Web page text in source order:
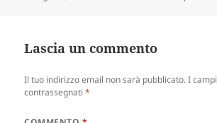
Lascia un commento
Il tuo indirizzo email non sarà pubblicato. I
contrassegnati*